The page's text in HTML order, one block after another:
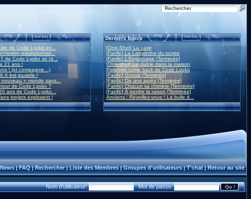
de Code Lyoko en...
exceptionnel...
de Code Lyoko se ra...
21 ans !
! (et compagnie...)
est jouable !
nouveau » monde sans...
de Code Lyoko ?
ans de Code Lyoko...
projets explosent !
Derniers topics
[One-Shot] La cave
[Fanfic] Le Labyrinthe du temps
[Fanfic] L'Engrenage [Terminée]
[One-shot] Le diable dans la maison
Potentiel come back de Code Lyoko
[Fanfic] Gnosis [Terminée]
[Fanfic] Dix ans après [Terminée]
[Fanfic] Chacun sa chimère [Terminée]
[Fanfic] À perdre la raison [Terminée]
Anciens : Réveillez-vous ! La bulle d...
News|FAQ|Rechercher|Liste des Membres|Groupes d'utilisateurs|T'chat|Retour au site
Nom d'utilisateur: Mot de passe: